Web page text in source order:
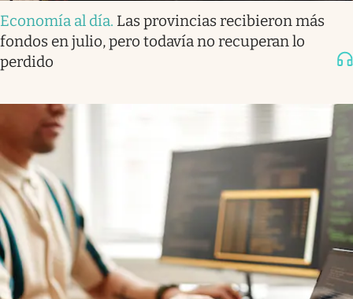
Economía al día. Las provincias recibieron más
fondos en julio, pero todavía no recuperan lo
perdido